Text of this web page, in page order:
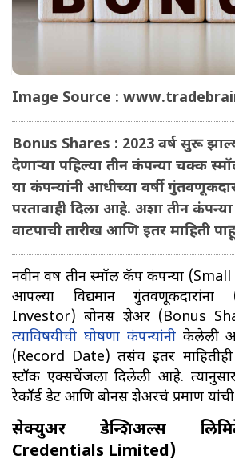
Image Source :
Bonus Shares : 2023 वर्ष सुरू
देणाऱ्या पहिल्या तीन कंपन्या चक्क
या कंपन्यांनी आधीच्या वर्षी
परतावाही दिला आहे. अशा तीन कंपन्या
वाटपाची तारीख आणि इतर माहिती
नवीन वर्षी तीन स्मॉल कॅप कंपन्या
आपल्या विद्यमान
Investor) बोनस शेअर (Bonus
त्याविषयीची घोषणा कंपन्यांनी केलेली
(Record Date) तसंच इतर
स्टॉक एक्सचेंजला दिलेली आहे.
रेकॉर्ड डेट आणि बोनस शेअरचं प्रमाण
सेक्युअर क्रेडेन्शिअल्स
Credentials Limited)